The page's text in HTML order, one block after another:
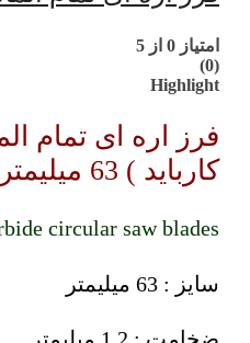
امتیاز 0 از 5
(0)
Highlight
فرز اره ای تمام
کارباید ) 63 میلیمتر
circular saw blades
سایز : 63 میلیمتر